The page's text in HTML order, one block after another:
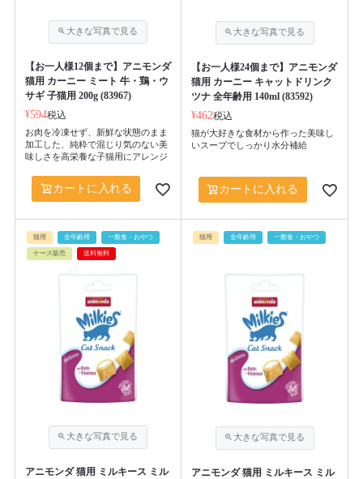
【お一人様12個まで】アニモンダ
猫用 カーニー ミート 牛・鶏・ウ
サギ 子猫用 200g (83967)
¥594税込
お肉を冷凍せず、新鮮な状態のまま
加工した、純粋で混じり気のない美
味しさを高栄養な子猫用にアレンジ
カートに入れる
【お一人様24個まで】アニモンダ
猫用 カーニー キャットドリンク
ツナ 全年齢用 140ml (83592)
¥462税込
猫が大好きな食材から作った美味し
いスープでしっかり水分補給
カートに入れる
猫用 全年齢用 一般食・おやつ
ケース販売 送料無料
アニモンダ 猫用 ミルキース ミル
猫用 全年齢用 一般食・おやつ
アニモンダ 猫用 ミルキース ミル